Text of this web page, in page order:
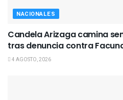
NACIONALES
Candela Arizaga camina
tras denuncia contra
4 AGOSTO, 2026